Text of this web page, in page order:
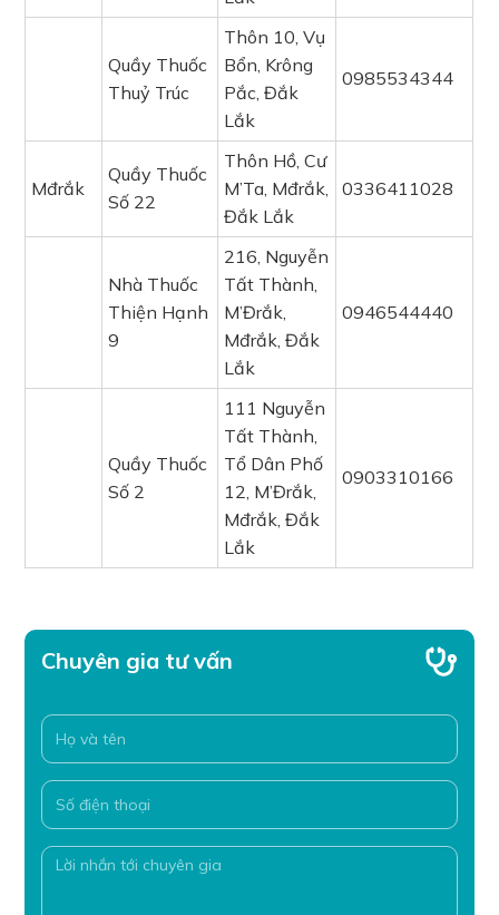
Quầy Thuốc
Thuỷ Trúc
Thôn 10, Vụ
Bổn, Krông
Pắc, Đắk
Lắk
0985534344
Mđrắk
Quầy Thuốc
Số 22
Thôn Hồ, Cư
M’Ta, Mđrắk,
Đắk Lắk
0336411028
Nhà Thuốc
Thiện Hạnh
9
216, Nguyễn
Tất Thành,
M’Đrắk,
Mđrắk, Đắk
Lắk
0946544440
Quầy Thuốc
Số 2
111 Nguyễn
Tất Thành,
Tổ Dân Phố
12, M’Đrắk,
Mđrắk, Đắk
Lắk
0903310166
Chuyên gia tư vấn